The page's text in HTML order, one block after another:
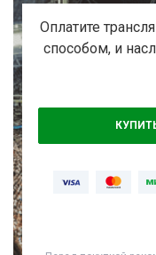
Активировать
Оплатите
способом, и